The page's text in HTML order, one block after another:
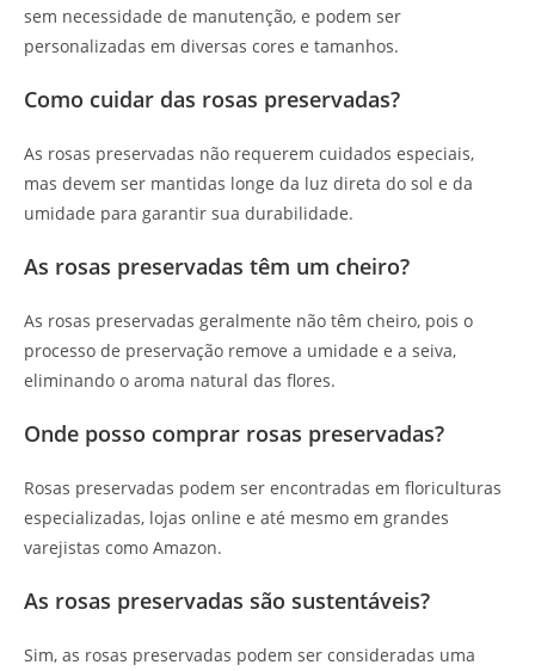
sem necessidade de manutenção, e podem ser
personalizadas em diversas cores e tamanhos.
Como cuidar das rosas preservadas?
As rosas preservadas não requerem cuidados especiais,
mas devem ser mantidas longe da luz direta do sol e da
umidade para garantir sua durabilidade.
As rosas preservadas têm um cheiro?
As rosas preservadas geralmente não têm cheiro, pois o
processo de preservação remove a umidade e a seiva,
eliminando o aroma natural das flores.
Onde posso comprar rosas preservadas?
Rosas preservadas podem ser encontradas em floriculturas
especializadas, lojas online e até mesmo em grandes
varejistas como Amazon.
As rosas preservadas são sustentáveis?
Sim, as rosas preservadas podem ser consideradas uma